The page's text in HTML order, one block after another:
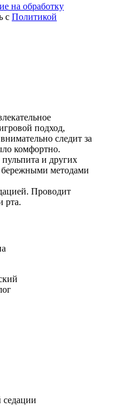
на обработку
c Политикой
подход,
следит за
комфортно.
пульпита и других
бережными методами
Проводит
рта.
седации